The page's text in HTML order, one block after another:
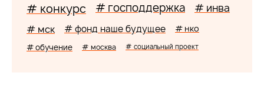
# конкурс # господдержка # инва
# мск # фонд наше будущее # нко
# обучение # москва # социальный проект